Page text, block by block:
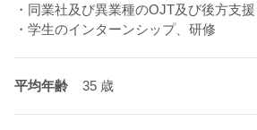
・同業社及び異業種のOJT及び後方支援
・学生のインターンシップ、研修
平均年齢 35 歳